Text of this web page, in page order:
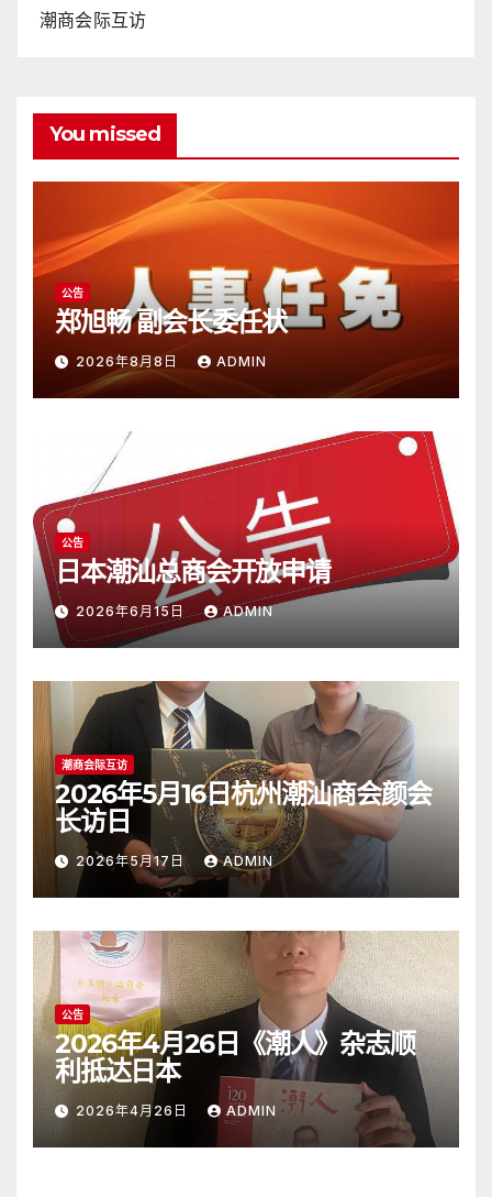
潮商会际互访
You missed
公告
郑旭畅 副会长委任状
2026年8月8日 ADMIN
公告
日本潮汕总商会开放申请
2026年6月15日 ADMIN
潮商会际互访
2026年5月16日杭州潮汕商会颜会
长访日
2026年5月17日 ADMIN
公告
2026年4月26日《潮人》杂志顺
利抵达日本
2026年4月26日 ADMIN